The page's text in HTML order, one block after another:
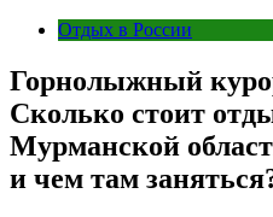
Отдых в России
Горнолыжный
Сколько стоит
Мурманской
и чем там